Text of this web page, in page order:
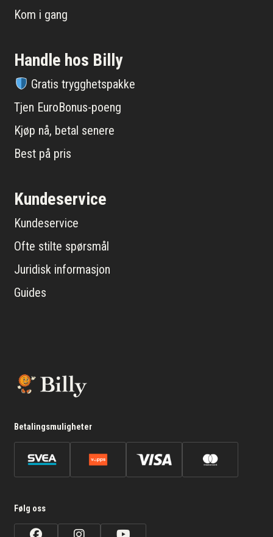
Kom i gang
Handle hos Billy
Gratis trygghetspakke
Tjen EuroBonus-poeng
Kjøp nå, betal senere
Best på pris
Kundeservice
Kundeservice
Ofte stilte spørsmål
Juridisk informasjon
Guides
Betalingsmuligheter
Følg oss